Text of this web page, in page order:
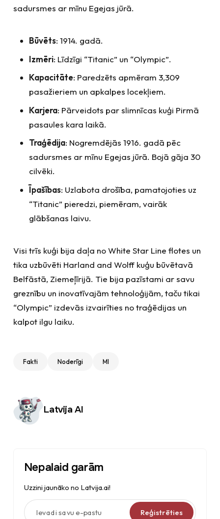
sadursmes ar mīnu Egejas jūrā.
Būvēts: 1914. gadā.
Izmēri: Līdzīgi “Titanic” un “Olympic”.
Kapacitāte: Paredzēts apmēram 3,309
pasažieriem un apkalpes locekļiem.
Karjera: Pārveidots par slimnīcas kuģi Pirmā
pasaules kara laikā.
Traģēdija: Nogremdējās 1916. gadā pēc
sadursmes ar mīnu Egejas jūrā. Bojā gāja 30
cilvēki.
Īpašības: Uzlabota drošība, pamatojoties uz
“Titanic” pieredzi, piemēram, vairāk
glābšanas laivu.
Visi trīs kuģi bija daļa no White Star Line flotes un
tika uzbūvēti Harland and Wolff kuģu būvētavā
Belfāstā, Ziemeļīrijā. Tie bija pazīstami ar savu
greznību un inovatīvajām tehnoloģijām, taču tikai
“Olympic” izdevās izvairīties no traģēdijas un
kalpot ilgu laiku.
Fakti Noderīgi MI
Autors:
Latvija AI
Nepalaid garām
Uzzini jaunāko no Latvija.ai!
Ievadi savu e-pastu
Reģistrēties